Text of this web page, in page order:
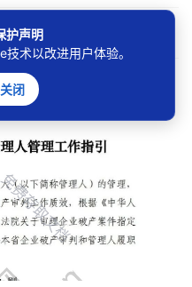
护声明
术以改进用户体验。
闭